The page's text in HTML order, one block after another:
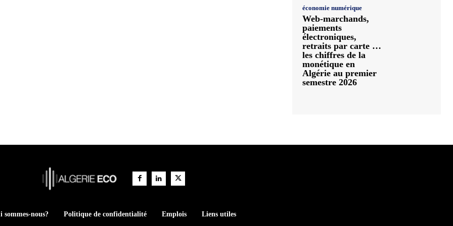
économie numérique
Web-marchands,
paiements
électroniques,
retraits par carte …
les chiffres de la
monétique en
Algérie au premier
semestre 2026
sommes-nous? Politique de confidentialité Emplois Liens utiles